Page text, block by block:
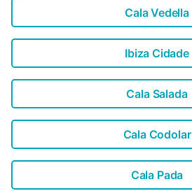
Cala Vedella
Ibiza Cidade
Cala Salada
Cala Codolar
Cala Pada